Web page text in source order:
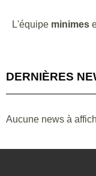
L'équipe minimes
DERNIÈRES
Aucune news à